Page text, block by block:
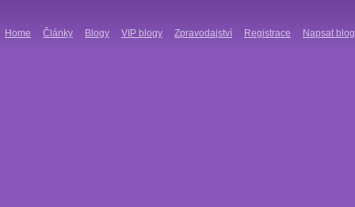
Home Články Blogy VIP blogy Zpravodajství Registrace Napsat blog